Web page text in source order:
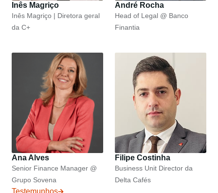
Inês Magriço
Inês Magriço | Diretora geral
da C+
André Rocha
Head of Legal @ Banco
Finantia
Ana Alves
Senior Finance Manager @
Grupo Sovena
Filipe Costinha
Business Unit Director da
Delta Cafés
Testemunhos